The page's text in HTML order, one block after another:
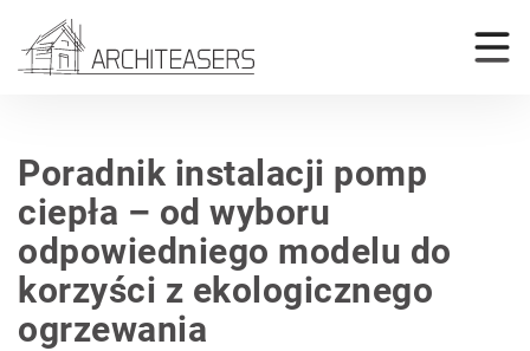
Poradnik instalacji pomp
ciepła – od wyboru
odpowiedniego modelu do
korzyści z ekologicznego
ogrzewania